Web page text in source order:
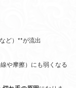
ど）**が流出
や摩擦）にも弱くなる